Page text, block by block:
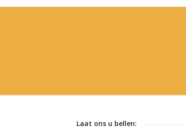
Laat ons u bellen: